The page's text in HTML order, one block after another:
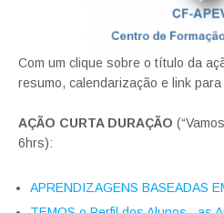
Com um clique sobre o título da
resumo, calendarização e link
AÇÃO CURTA DURAÇÃO
6hrs):
APRENDIZAGENS BASEADAS